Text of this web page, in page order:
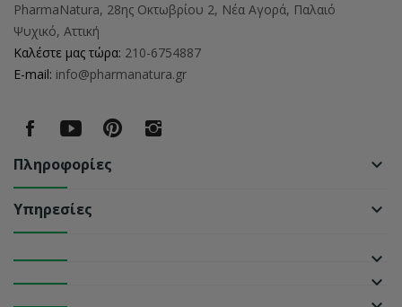
PharmaNatura, 28ης Οκτωβρίου 2, Νέα Αγορά, Παλαιό
Ψυχικό, Αττική
Καλέστε μας τώρα: 210-6754887
E-mail: info@pharmanatura.gr
Πληροφορίες keyboard_arrow_down
Υπηρεσίες keyboard_arrow_down
keyboard_arrow_down
keyboard_arrow_down